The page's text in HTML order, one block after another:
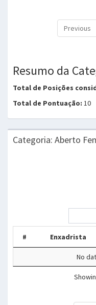
Previous
Resumo da
Total de Posições
Total de Pontuação: 10
Categoria: Aberto
# Enxadrista
No